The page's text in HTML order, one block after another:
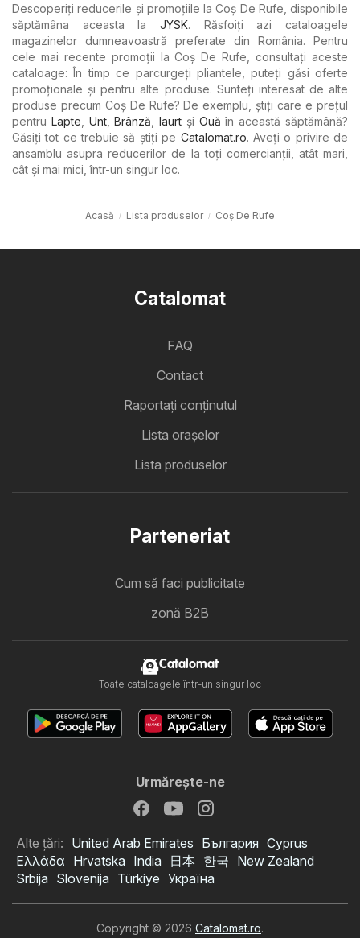
Descoperiți reducerile și promoțiile la Coș De Rufe, disponibile
săptămâna aceasta la JYSK. Răsfoiți azi cataloagele
magazinelor dumneavoastră preferate din România. Pentru
cele mai recente promoții la Coș De Rufe, consultați aceste
cataloage: În timp ce parcurgeți pliantele, puteți găsi oferte
promoționale și pentru alte produse. Sunteți interesat de alte
produse precum Coș De Rufe? De exemplu, știți care e prețul
pentru Lapte Unt,Brânză ,Iaurt şi Ouă în această săptămână?
Găsiți tot ce trebuie să știți pe Catalomat.ro. Aveți o privire de
ansamblu asupra reducerilor de la toți comercianții, atât mari,
cât și mai mici, într-un singur loc.
Acasă Lista produselor Coș De Rufe
Catalomat
FAQ
Contact
Raportați conținutul
Lista oraşelor
Lista produselor
Parteneriat
Cum să faci publicitate
zonă B2B
Catalomat
Toate cataloagele într-un singur loc
Urmăreşte-ne
Alte țări: United Arab Emirates България Cyprus
Ελλάδα Hrvatska India 日本 한국 New Zealand
Srbija Slovenija Türkiye Україна
Copyright © 2026 Catalomat.ro.